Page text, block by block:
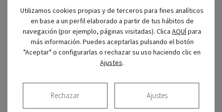
Hablan de nosotros
La Clínica CIRO como centro de referencia en el programa
de radio
Herrera en COPE :
Utilizamos cookies propias y de terceros para fines analíticos
en base a un perfil elaborado a partir de tus hábitos de
navegación (por ejemplo, páginas visitadas). Clica AQUÍpara
más información. Puedes aceptarlas pulsando el botón
"Aceptar" o configurarlas o rechazar su uso haciendo clic en
Ajustes.
Rechazar Ajustes